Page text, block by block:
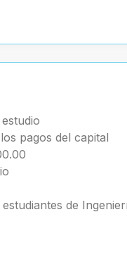
pagos del capital
de